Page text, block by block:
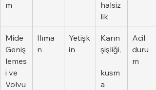
m
halsiz
lik
Mide
Geniş
lemes
i ve
Volvu
Ilıma
n
Yetişk
in
Karın
şişliği,
kusm
a
Acil
duru
m